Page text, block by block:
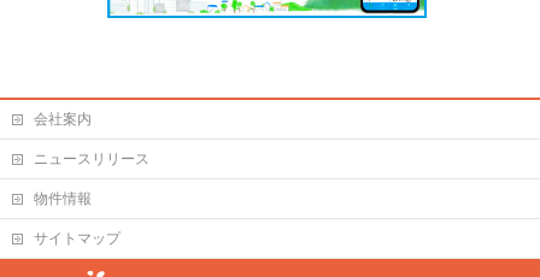
会社案内
ニュースリリース
物件情報
サイトマップ